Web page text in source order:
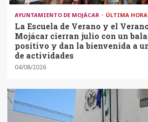
AYUNTAMIENTO DE MOJÁCAR ÚLTIMA HORA
La Escuela de Verano y el
Mojácar cierran julio con un
positivo y dan la bienvenida a
de actividades
04/08/2026